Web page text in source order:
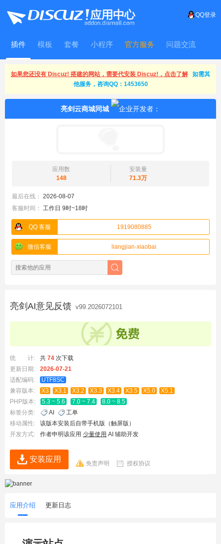
QQ登录
插件 模板 套餐 小程序 官方服务 问题交流
WitFrame
如果您还没有 Discuz! 搭建的网站，需要代安装 Discuz!，点击了解
如需其
他服务，咨询QQ：1453650
亮剑云商城同城
应用数
148
安装量
71.3万
最后在线： 2026-08-07
客服时间： 工作日 9时~18时
QQ 客服 1919080885
微信客服 liangjian-xiaobai
亮剑AI意见反馈 v99.2026072101
统 计: 共 74 次下载
更新日期:
2026-07-21
适配编码:
UTF8SC
兼容版本:
X3 X3.1 X3.2 X3.3 X3.4 X3.5 X5.0
X5.1
PHP版本:
5.3 ~ 5.6 7.0 ~ 7.4
8.0 ~ 8.5
标签分类:
AI
工单
移动属性:
该版本安装后自带手机版（触屏版）
开发方式:
作者申明该应用 少量使用 AI 辅助开发
安装应用 免责声明 授权协议
应用介绍 更新日志